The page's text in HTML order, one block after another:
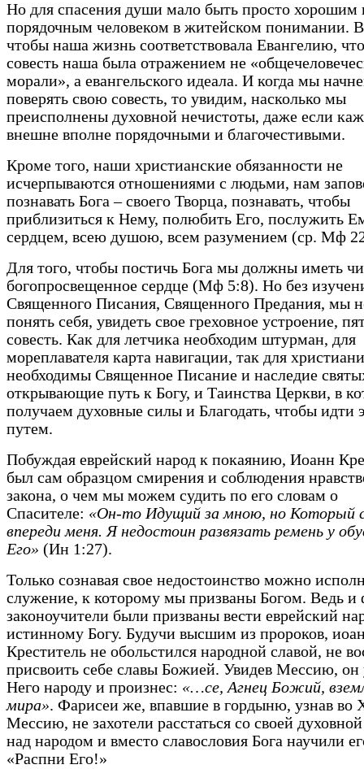
Но для спасения души мало быть просто хорошим
порядочным человеком в житейском понимании.
чтобы наша жизнь соответствовала Евангелию,
совесть наша была отражением не
морали», а евангельского идеала. И когда мы
поверять свою совесть, то увидим, насколько мы
преисполнены духовной нечистоты, даже если
внешне вполне порядочными и благочестивыми.
Кроме того, наши христианские обязанности не
исчерпываются отношениями с людьми, нам
познавать Бога – своего Творца, познавать, чтобы
приблизиться к Нему, полюбить Его, послужить
сердцем, всею душою, всем разумением (ср. Мф
Для того, чтобы постичь Бога мы должны иметь
богопросвещенное сердце (Мф 5:8). Но без
Священного Писания, Священного Предания, мы
понять себя, увидеть свое греховное устроение,
совесть. Как для летчика необходим штурман, для
мореплавателя карта навигации, так для
необходимы Священное Писание и наследие
открывающие путь к Богу, и Таинства Церкви, в
получаем духовные силы и Благодать, чтобы идти
путем.
Побуждая еврейский народ к покаянию, Иоанн
был сам образцом смирения и соблюдения
закона, о чем мы можем судить по его словам о
Спасителе: «Он-то Идущий за мною, но Который
впереди меня. Я недостоин развязать ремень у
Его» (Ин 1:27).
Только сознавая свое недостоинство можно
служение, к которому мы призваны Богом. Ведь и
законоучители были призваны вести еврейский
истинному Богу. Будучи высшим из пророков,
Креститель не обольстился народной славой, не
присвоить себе славы Божией. Увидев Мессию, он
Него народу и произнес: «…се, Агнец Божий,
мира». Фарисеи же, впавшие в гордыню, узнав во
Мессию, не захотели расстаться со своей
над народом и вместо славословия Бога научили
«Распни Его!»